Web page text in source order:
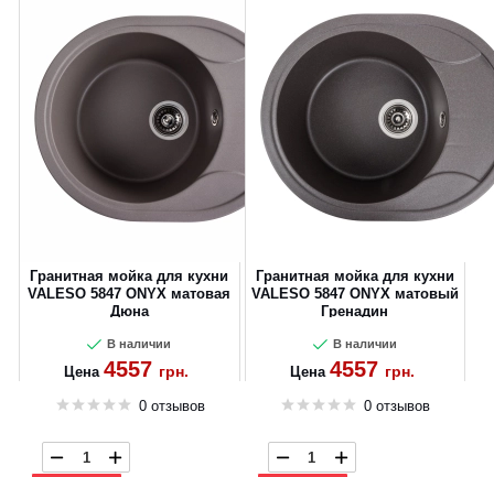
Гранитная мойка для кухни
VALESO 5847 ONYX матовая
Дюна
В наличии
Цена 4557 грн.
0 отзывов
Гранитная мойка для кухни
VALESO 5847 ONYX матовый
Гренадин
В наличии
Цена 4557 грн.
0 отзывов